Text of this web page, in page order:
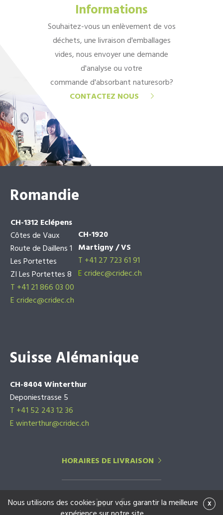
Informations
Souhaitez-vous un enlèvement de vos
déchets, une livraison d'emballages
vides, nous envoyer une demande
d'analyse ou votre
commande d'absorbant naturesorb?
CONTACTEZ NOUS
Romandie
CH-1312 Eclépens
Côtes de Vaux
Route de Daillens 1
Les Portettes
ZI Les Portettes 8
T +41 21 866 03 00
Ecridec@cridec.ch
CH-1920
Martigny / VS
T +41 27 723 61 91
Ecridec@cridec.ch
Suisse Alémanique
CH-8404 Winterthur
Deponiestrasse 5
T +41 52 243 12 36
E winterthur@cridec.ch
HORAIRES DE LIVRAISON
x
Nous utilisons des cookies pour vous garantir la meilleure